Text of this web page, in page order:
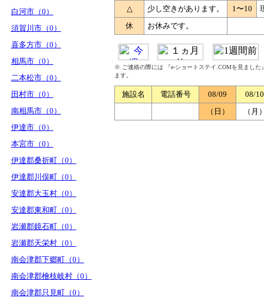
白河市（0）
須賀川市（0）
喜多方市（0）
相馬市（0）
二本松市（0）
田村市（0）
南相馬市（0）
伊達市（0）
本宮市（0）
伊達郡桑折町（0）
伊達郡川俣町（0）
安達郡大玉村（0）
安達郡東和町（0）
岩瀬郡鏡石町（0）
岩瀬郡天栄村（0）
南会津郡下郷町（0）
南会津郡檜枝岐村（0）
南会津郡只見町（0）
△
少し空きがあります。 1〜10
休
お休みです。
※ ご連絡の際には 『e-ショートステイ.COMを見まし
ます。
施設名 電話番号 08/09
08/10
（日）
（月